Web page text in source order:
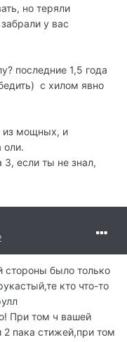
но теряли
у вас
последние 1,5 года
с хилом явно
из мощных, и
оли.
если ты не знал,
стороны было только
кто что-то
При том ч вашей
2 пака стижей,при том